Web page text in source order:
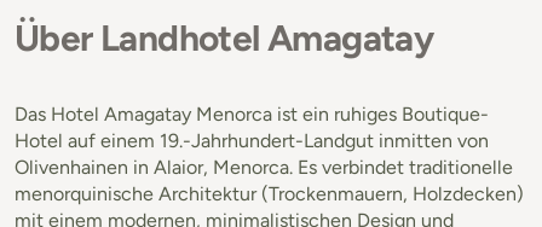
Über Landhotel Amagatay
Das Hotel Amagatay Menorca ist ein ruhiges Boutique-
Hotel auf einem 19.-Jahrhundert-Landgut inmitten von
Olivenhainen in Alaior, Menorca. Es verbindet traditionelle
menorquinische Architektur (Trockenmauern, Holzdecken)
mit einem modernen, minimalistischen Design und